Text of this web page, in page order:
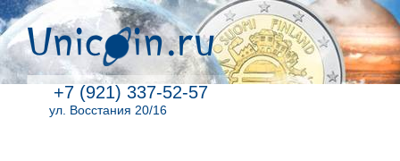
+7 (921) 337-52-57
ул. Восстания 20/16